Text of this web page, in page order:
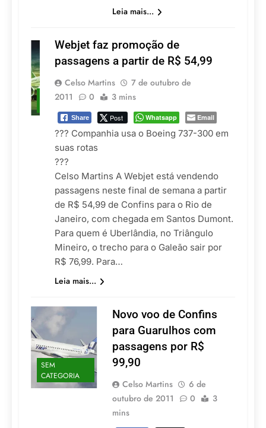
Leia mais...
Webjet faz promoção de
passagens a partir de R$ 54,99
Celso Martins
7 de outubro de
2011
0 3 mins
Share Post Whatsapp Email
??? Companhia usa o Boeing 737-300 em
suas rotas
???
Celso Martins A Webjet está vendendo
passagens neste final de semana a partir
de R$ 54,99 de Confins para o Rio de
Janeiro, com chegada em Santos Dumont.
Para quem é Uberlândia, no Triângulo
Mineiro, o trecho para o Galeão sair por
R$ 76,99. Para…
Leia mais...
SEM
CATEGORIA
Novo voo de Confins
para Guarulhos com
passagens por R$
99,90
Celso Martins
6 de
outubro de 2011
0
3
mins